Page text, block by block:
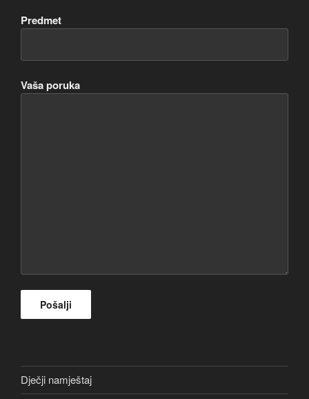
Predmet
Vaša poruka
Dječji namještaj